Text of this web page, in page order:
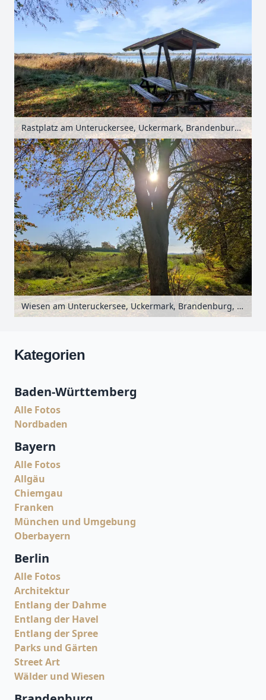
Rastplatz am Unteruckersee, Uckermark, Brandenburg, Deutschland
Wiesen am Unteruckersee, Uckermark, Brandenburg, Deutschland
Kategorien
Baden-Württemberg
Alle Fotos
Nordbaden
Bayern
Alle Fotos
Allgäu
Chiemgau
Franken
München und Umgebung
Oberbayern
Berlin
Alle Fotos
Architektur
Entlang der Dahme
Entlang der Havel
Entlang der Spree
Parks und Gärten
Street Art
Wälder und Wiesen